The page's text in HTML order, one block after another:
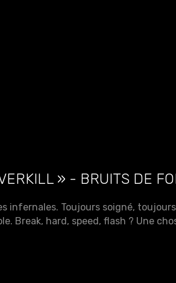
» - BRUITS DE
infernales. Toujours soigné,
hard, speed, flash ? Une